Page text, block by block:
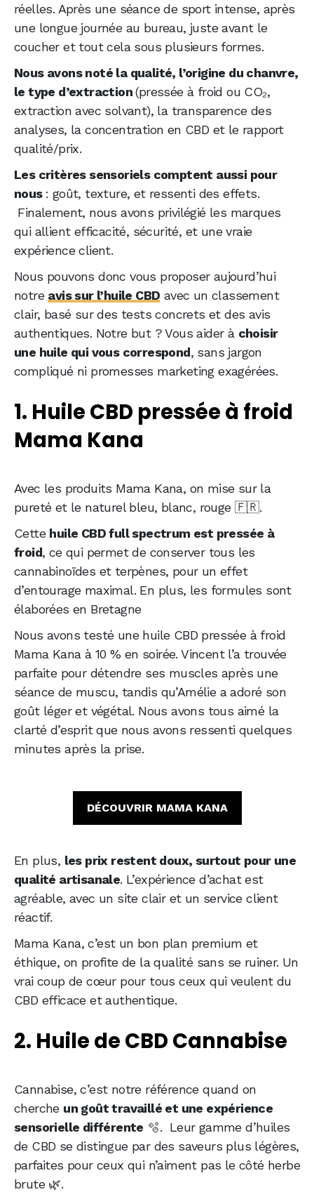
réelles. Après une séance de sport intense, après
une longue journée au bureau, juste avant le
coucher et tout cela sous plusieurs formes.
Nous avons noté la qualité, l’origine du chanvre,
le type d’extraction(pressée à froid ou CO₂,
extraction avec solvant), la transparence des
analyses, la concentration en CBD et le rapport
qualité/prix.
Les critères sensoriels comptent aussi pour
nous : goût, texture, et ressenti des effets.
Finalement, nous avons privilégié les marques
qui allient efficacité, sécurité, et une vraie
expérience client.
Nous pouvons donc vous proposer aujourd’hui
notre avis sur l’huile CBD avec un classement
clair, basé sur des tests concrets et des avis
authentiques. Notre but ? Vous aider à choisir
une huile qui vous correspond, sans jargon
compliqué ni promesses marketing exagérées.
1. Huile CBD pressée à froid
Mama Kana
Avec les produits Mama Kana, on mise sur la
pureté et le naturel bleu, blanc, rouge 🇫🇷.
Cette huile CBD full spectrum est pressée à
froid, ce qui permet de conserver tous les
cannabinoïdes et terpènes, pour un effet
d’entourage maximal. En plus, les formules sont
élaborées en Bretagne
Nous avons testé une huile CBD pressée à froid
Mama Kana à 10 % en soirée. Vincent l’a trouvée
parfaite pour détendre ses muscles après une
séance de muscu, tandis qu’Amélie a adoré son
goût léger et végétal. Nous avons tous aimé la
clarté d’esprit que nous avons ressenti quelques
minutes après la prise.
DÉCOUVRIR MAMA KANA
En plus, les prix restent doux, surtout pour une
qualité artisanale. L’expérience d’achat est
agréable, avec un site clair et un service client
réactif.
Mama Kana, c’est un bon plan premium et
éthique, on profite de la qualité sans se ruiner. Un
vrai coup de cœur pour tous ceux qui veulent du
CBD efficace et authentique.
2. Huile de CBD Cannabise
Cannabise, c’est notre référence quand on
cherche un goût travaillé et une expérience
sensorielle différente 🫧. Leur gamme d’huiles
de CBD se distingue par des saveurs plus légères,
parfaites pour ceux qui n’aiment pas le côté herbe
brute 🌿.